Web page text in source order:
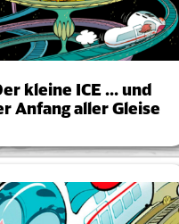
kleine ICE … und
Anfang aller Gleise